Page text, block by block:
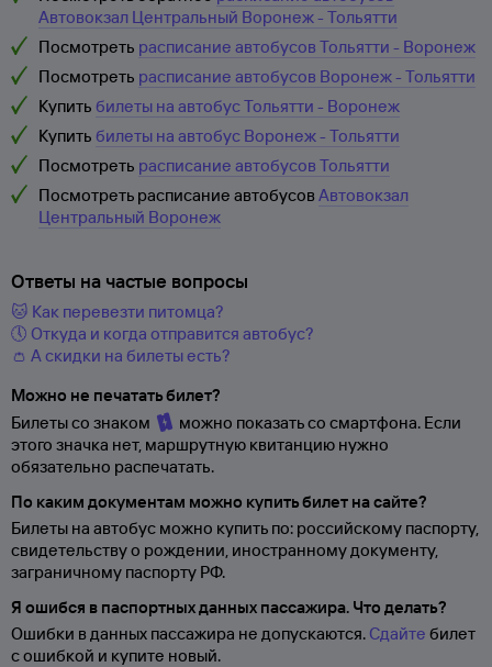
Автовокзал Центральный Воронеж - Тольятти
Посмотреть расписание автобусов Тольятти - Воронеж
Посмотреть расписание автобусов Воронеж - Тольятти
Купить билеты на автобус Тольятти - Воронеж
Купить билеты на автобус Воронеж - Тольятти
Посмотреть расписание автобусов Тольятти
Посмотреть расписание автобусовАвтовокзал
Центральный Воронеж
Ответы на частые вопросы
🐱 Как перевезти питомца?
🕔 Откуда и когда отправится автобус?
👛 А скидки на билеты есть?
Можно не печатать билет?
Билеты со знаком
можно показать со смартфона. Если
этого значка нет, маршрутную квитанцию нужно
обязательно распечатать.
По каким документам можно купить билет на сайте?
Билеты на автобус можно купить по: российскому паспорту,
свидетельству о рождении, иностранному документу,
заграничному паспорту РФ.
Я ошибся в паспортных данных пассажира. Что делать?
Ошибки в данных пассажира не допускаются. Сдайте билет
с ошибкой и купите новый.